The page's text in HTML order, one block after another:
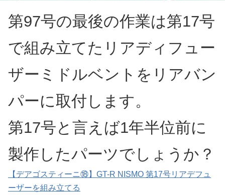
第97号の最後の作業は第17号
で組み立てたリアディフュー
ザーミドルベントをリアバン
パーに取付します。
第17号と言えば1年半位前に
製作したパーツでしょうか？
【デアゴスティーニ⑱】GT-R NISMO 第17号リアデフュ
ーザーを組み立てる